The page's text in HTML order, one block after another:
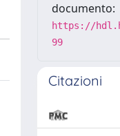
documento:
https://
99
Citazioni